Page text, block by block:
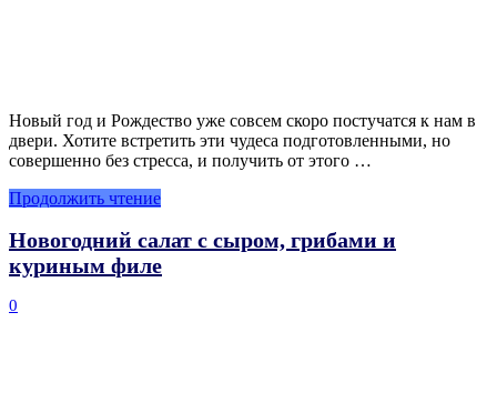
Новый год и Рождество уже совсем скоро постучатся к нам в
двери. Хотите встретить эти чудеса подготовленными, но
совершенно без стресса, и получить от этого …
Продолжить чтение
Новогодний салат с сыром, грибами и
куриным филе
0